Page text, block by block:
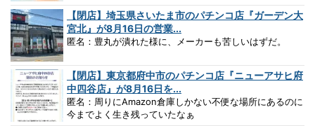
【閉店】埼玉県さいたま市のパチンコ店『ガーデン大
宮北』が8月16日の営業...
匿名：豊丸が潰れた様に、メーカーも苦しいはずだ。
【閉店】東京都府中市のパチンコ店『ニューアサヒ府
中四谷店』が8月16日を...
匿名：周りにAmazon倉庫しかない不便な場所にあるのに
今までよく生き残っていたなぁ